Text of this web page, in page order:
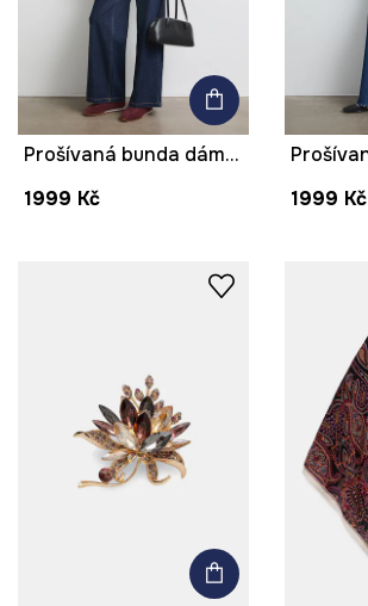
Prošívaná bunda dámská s lyocellem
1999 Kč
1999 Kč